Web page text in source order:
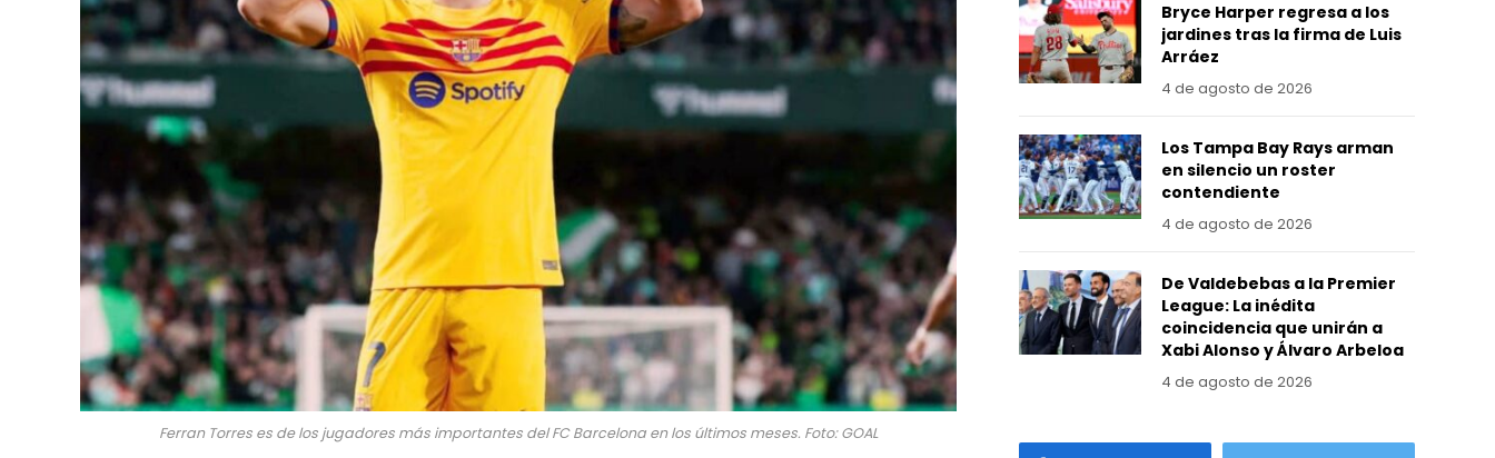
Ferran Torres es de los jugadores más importantes del FC Barcelona en los últimos meses. Foto: GOAL
Bryce Harper regresa a los
jardines tras la firma de Luis
Arráez
4 de agosto de 2026
Los Tampa Bay Rays arman
en silencio un roster
contendiente
4 de agosto de 2026
De Valdebebas a la Premier
League: La inédita
coincidencia que unirán a
Xabi Alonso y Álvaro Arbeloa
4 de agosto de 2026